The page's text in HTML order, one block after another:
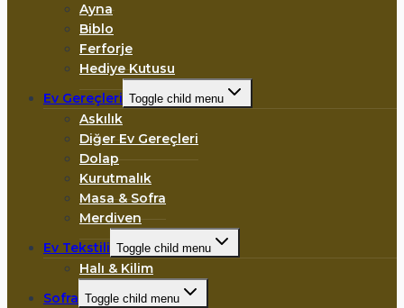
Ayna
Biblo
Ferforje
Hediye Kutusu
Ev Gereçleri Toggle child menu
Askılık
Diğer Ev Gereçleri
Dolap
Kurutmalık
Masa & Sofra
Merdiven
Ev Tekstili Toggle child menu
Halı & Kilim
Sofra Toggle child menu